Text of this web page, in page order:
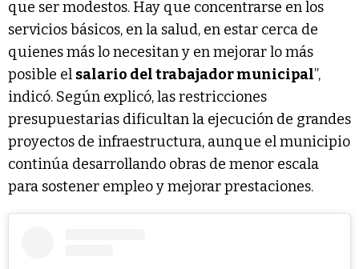
que ser modestos. Hay que concentrarse en los
servicios básicos, en la salud, en estar cerca de
quienes más lo necesitan y en mejorar lo más
posible el salario del trabajador municipal”,
indicó. Según explicó, las restricciones
presupuestarias dificultan la ejecución de grandes
proyectos de infraestructura, aunque el municipio
continúa desarrollando obras de menor escala
para sostener empleo y mejorar prestaciones.